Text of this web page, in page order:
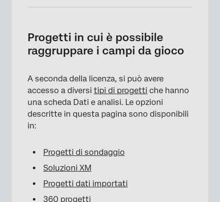
Progetti in cui è possibile
raggruppare i campi da gioco
A seconda della licenza, si può avere
accesso a diversi tipi di progetti che hanno
una scheda Dati e analisi. Le opzioni
descritte in questa pagina sono disponibili
in:
Progetti di sondaggio
Soluzioni XM
Progetti dati importati
360 progetti